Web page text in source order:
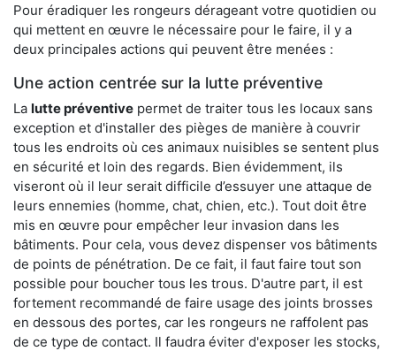
Pour éradiquer les rongeurs dérageant votre quotidien ou
qui mettent en œuvre le nécessaire pour le faire, il y a
deux principales actions qui peuvent être menées :
Une action centrée sur la lutte préventive
La lutte préventive permet de traiter tous les locaux sans
exception et d'installer des pièges de manière à couvrir
tous les endroits où ces animaux nuisibles se sentent plus
en sécurité et loin des regards. Bien évidemment, ils
viseront où il leur serait difficile d’essuyer une attaque de
leurs ennemies (homme, chat, chien, etc.). Tout doit être
mis en œuvre pour empêcher leur invasion dans les
bâtiments. Pour cela, vous devez dispenser vos bâtiments
de points de pénétration. De ce fait, il faut faire tout son
possible pour boucher tous les trous. D'autre part, il est
fortement recommandé de faire usage des joints brosses
en dessous des portes, car les rongeurs ne raffolent pas
de ce type de contact. Il faudra éviter d'exposer les stocks,